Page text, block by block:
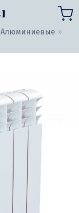
Алюминиевые